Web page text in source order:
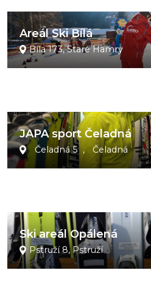
Areál Ski Bílá
Bíla 173, Staré Hamry
JAPA sport Čeladná
Čeladná 5 , Čeladná
Ski areál Opálená
Pstruží 8, Pstruží